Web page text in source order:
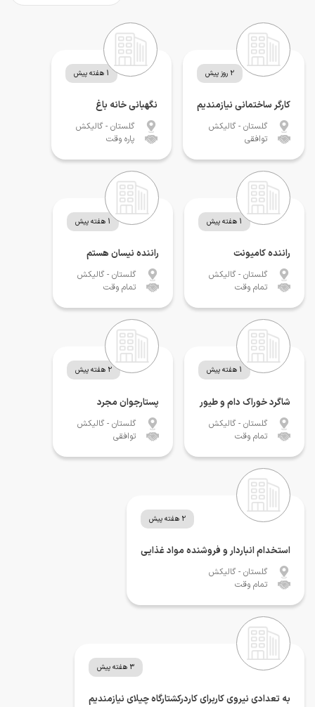
2 روز پیش
کارگر ساختمانی نیازمندیم
گلستان - گالیکش
توافقی
1 هفته پیش
نگهبانی خانه باغ
گلستان - گالیکش
پاره وقت
1 هفته پیش
راننده کامیونت
گلستان - گالیکش
تمام وقت
1 هفته پیش
راننده نیسان هستم
گلستان - گالیکش
تمام وقت
1 هفته پیش
شاگرد خوراک دام و طیور
گلستان - گالیکش
تمام وقت
2 هفته پیش
پستارجوان مجرد
گلستان - گالیکش
توافقی
2 هفته پیش
استخدام انباردار و فروشنده مواد غذایی
گلستان - گالیکش
تمام وقت
3 هفته پیش
به تعدادی نیروی کاربرای کاردرکشتارگاه چیلای نیازمندیم